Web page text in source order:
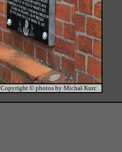
Copyright © photos by Michał Kurc